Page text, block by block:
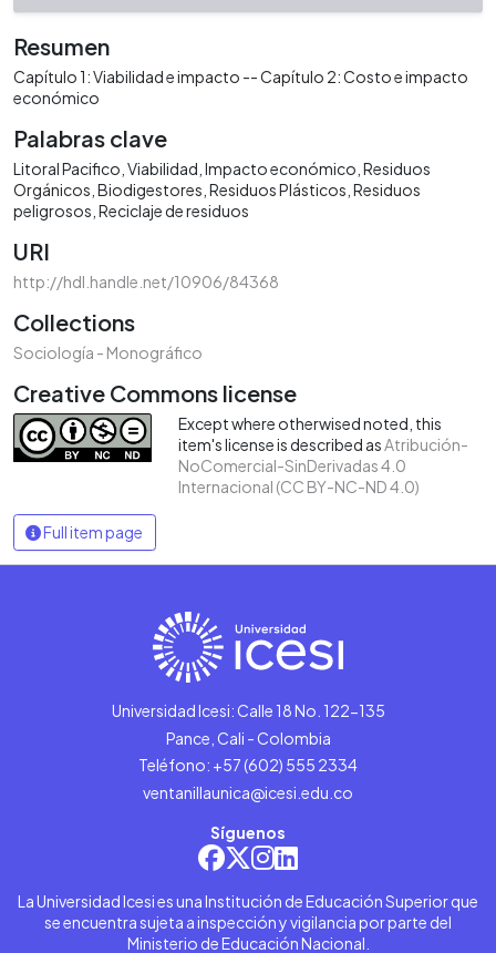
Resumen
Capítulo 1: Viabilidad e impacto -- Capítulo 2: Costo e impacto
económico
Palabras clave
Litoral Pacifico Viabilidad Impacto económico Residuos
Orgánicos Biodigestores Residuos Plásticos Residuos
peligrosos Reciclaje de residuos
URI
http://hdl.handle.net/10906/84368
Collections
Sociología - Monográfico
Creative Commons license
Except where otherwised noted, this
item's license is described asAtribución-
NoComercial-SinDerivadas 4.0
Internacional (CC BY-NC-ND 4.0)
Full item page
Universidad Icesi: Calle 18 No. 122-135
Pance, Cali - Colombia
Teléfono: +57 (602) 555 2334
ventanillaunica@icesi.edu.co
Síguenos
La Universidad Icesi es una Institución de Educación Superior que
se encuentra sujeta a inspección y vigilancia por parte del
Ministerio de Educación Nacional.